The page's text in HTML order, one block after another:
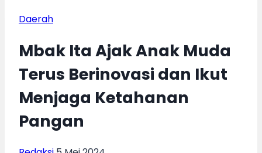
Daerah
Mbak Ita Ajak Anak Muda
Terus Berinovasi dan Ikut
Menjaga Ketahanan
Pangan